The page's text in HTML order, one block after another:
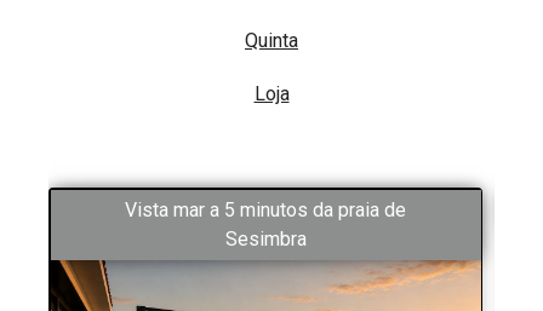
Quinta
Loja
Vista mar a 5 minutos da praia de
Sesimbra